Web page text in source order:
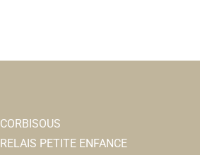
CORBISOUS
RELAIS PETITE ENFANCE